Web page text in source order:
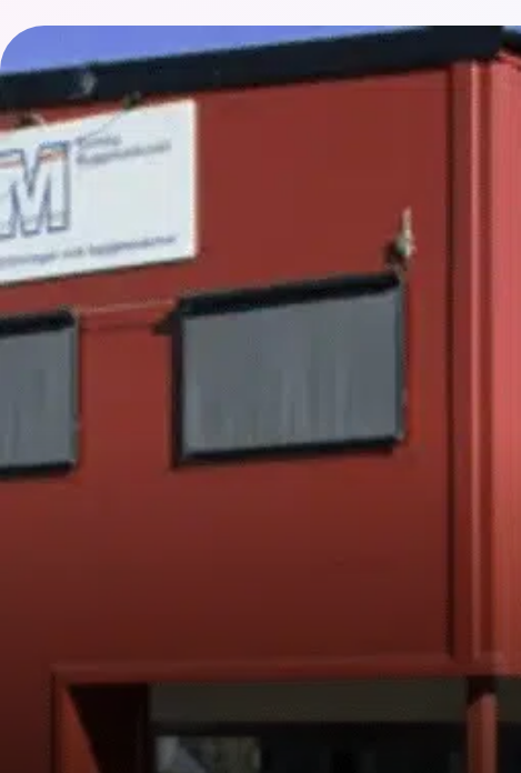
Se kundstudien på Tornby Byggmaskiner i Linköping AB